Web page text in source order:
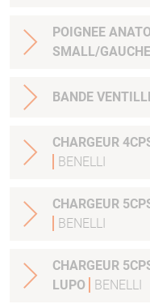
POIGNEE
SMALL/
CHARGEUR
BENELLI
CHARGEUR
BENELLI
CHARGEUR
LUPO
BENELLI